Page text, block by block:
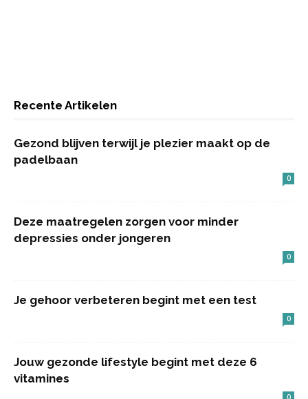
Recente Artikelen
Gezond blijven terwijl je plezier maakt op de
padelbaan
0
Deze maatregelen zorgen voor minder
depressies onder jongeren
0
Je gehoor verbeteren begint met een test
0
Jouw gezonde lifestyle begint met deze 6
vitamines
0